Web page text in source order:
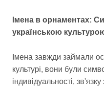
Імена в орнаментах:
українською
Імена завжди займали
культурі, вони були
індивідуальності,